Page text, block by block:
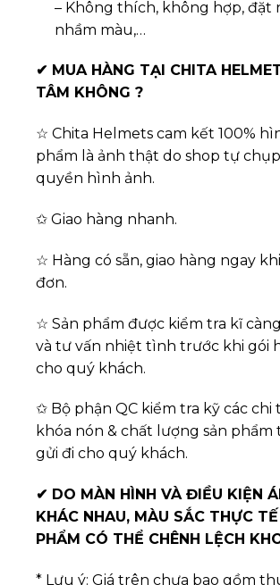
– Không thích, không hợp, đặt
nhầm màu,…
✔ MUA HÀNG TẠI CHITA
TÂM KHÔNG ?
☆ Chita Helmets cam kết 100%
phẩm là ảnh thật do shop tự
quyền hình ảnh.
✩ Giao hàng nhanh.
☆ Hàng có sẵn, giao hàng ngay
đơn.
☆ Sản phẩm được kiểm tra kĩ
và tư vấn nhiệt tình trước khi gói
cho quý khách.
✩ Bộ phận QC kiểm tra kỹ các chi
khóa nón & chất lượng sản phẩm
gửi đi cho quý khách.
✔ DO MÀN HÌNH VÀ ĐIỀU KIỆN
KHÁC NHAU, MÀU SẮC THỰC
PHẨM CÓ THỂ CHÊNH LỆCH
* Lưu ý: Giá trên chưa bao gồm